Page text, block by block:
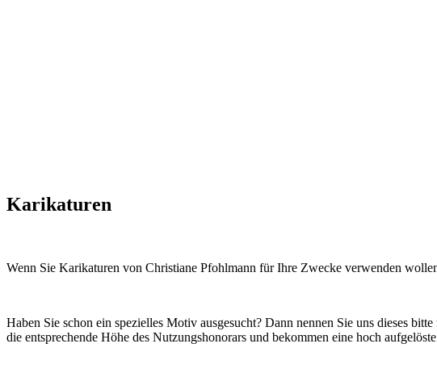
Karikaturen
Wenn Sie Karikaturen von Christiane Pfohlmann für Ihre Zwecke verwenden
Haben Sie schon ein spezielles Motiv ausgesucht? Dann nennen Sie uns dieses
die entsprechende Höhe des Nutzungshonorars und bekommen eine hoch